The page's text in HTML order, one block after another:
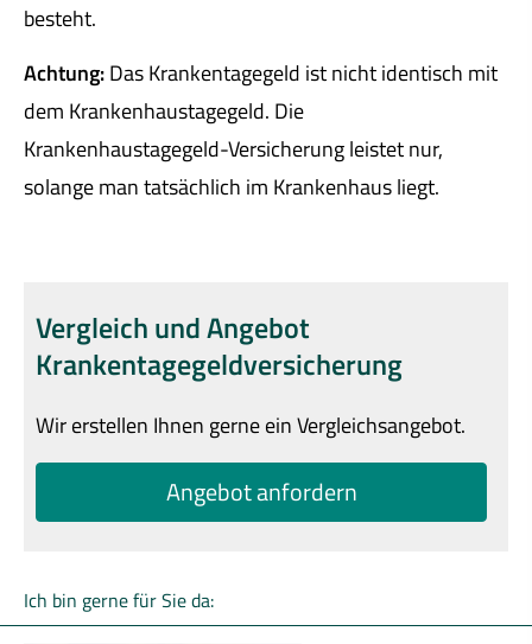
besteht.
Achtung:Das Krankentagegeld ist nicht identisch mit
dem Krankenhaustagegeld. Die
Krankenhaustagegeld-Versicherung leistet nur,
solange man tatsächlich im Krankenhaus liegt.
Vergleich und Angebot
Krankentagegeldversicherung
Wir erstellen Ihnen gerne ein Vergleichsangebot.
An­ge­bot an­for­dern
Ich bin gerne für Sie da: